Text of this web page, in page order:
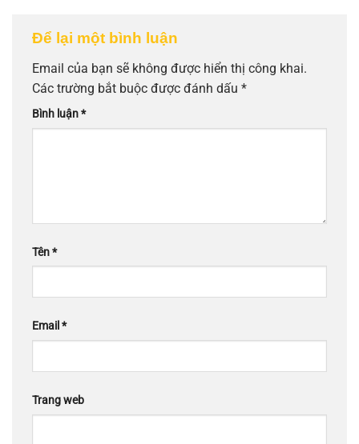
Để lại một bình luận
Email của bạn sẽ không được hiển thị công khai.
Các trường bắt buộc được đánh dấu *
Bình luận*
Tên*
Email*
Trang web